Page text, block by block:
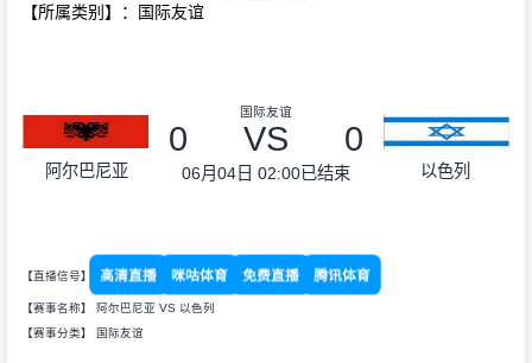
【所属类别】：国际友谊
阿尔巴尼亚
国际友谊
0 VS 0
06月04日 02:00已结束 以色列
【直播信号】 高清直播 咪咕体育 免费直播 腾讯体育
【赛事名称】 阿尔巴尼亚 VS 以色列
【赛事分类】 国际友谊